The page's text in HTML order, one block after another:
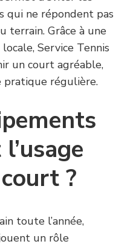
qui ne répondent pas
terrain. Grâce à une
Service Tennis
un court agréable,
pratique régulière.
?
toute l’année,
un rôle